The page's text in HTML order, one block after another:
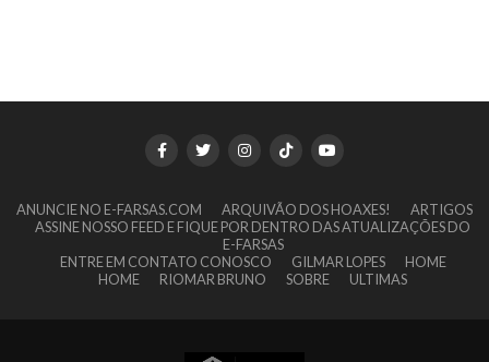
ANUNCIE NO E-FARSAS.COM ARQUIVÃO DOS HOAXES!
ARTIGOS
ASSINE NOSSO FEED E FIQUE POR DENTRO DAS ATUALIZAÇÕES DO
E-FARSAS
ENTRE EM CONTATO CONOSCO
GILMAR LOPES
HOME
HOME
RIOMAR BRUNO SOBRE ULTIMAS